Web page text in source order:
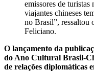
emissores de turistas
viajantes chineses
no Brasil”, ressaltou
Feliciano.
O lançamento da
do Ano Cultural Brasil-
de relações diplomáticas